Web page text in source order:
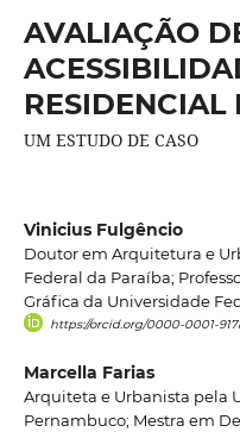
AVALIAÇÃO
RESIDENCIAL
UM ESTUDO DE CASO
Vinicius Fulgêncio
Doutor em Arquitetura e
Federal da Paraíba;
Gráfica da Universidade
https://orcid.org/0000-0001-
Marcella Farias
Arquiteta e Urbanista pela
Pernambuco; Mestra em